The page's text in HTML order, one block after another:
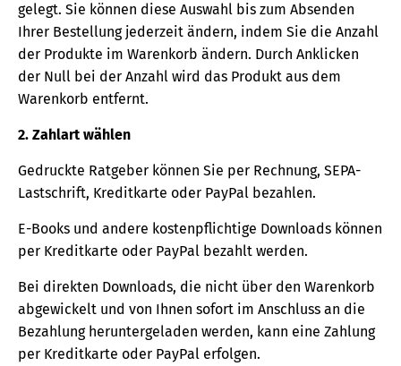
gelegt. Sie können diese Auswahl bis zum Absenden
Ihrer Bestellung jederzeit ändern, indem Sie die Anzahl
der Produkte im Warenkorb ändern. Durch Anklicken
der Null bei der Anzahl wird das Produkt aus dem
Warenkorb entfernt.
2. Zahlart wählen
Gedruckte Ratgeber können Sie per Rechnung, SEPA-
Lastschrift, Kreditkarte oder PayPal bezahlen.
E-Books und andere kostenpflichtige Downloads können
per Kreditkarte oder PayPal bezahlt werden.
Bei direkten Downloads, die nicht über den Warenkorb
abgewickelt und von Ihnen sofort im Anschluss an die
Bezahlung heruntergeladen werden, kann eine Zahlung
per Kreditkarte oder PayPal erfolgen.